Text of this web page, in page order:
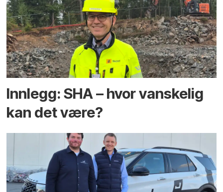
Innlegg: SHA – hvor vanskelig
kan det være?